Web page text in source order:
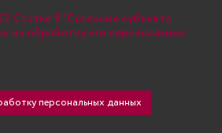
образовательное учреждение
государственный инженерно-
(Княгининский университет) 2002 - 2026
Статья 9 "Согласие субъекта
на обработку его персональных
персональных данных